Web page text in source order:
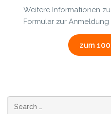
Weitere Informationen
Formular zur
zum